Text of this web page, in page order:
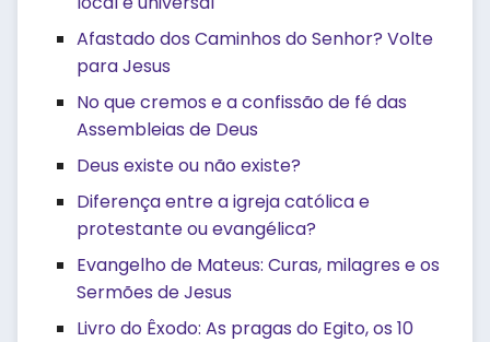
Afastado dos Caminhos do Senhor? Volte
para Jesus
No que cremos e a confissão de fé das
Assembleias de Deus
Deus existe ou não existe?
Diferença entre a igreja católica e
protestante ou evangélica?
Evangelho de Mateus: Curas, milagres e os
Sermões de Jesus
Livro do Êxodo: As pragas do Egito, os 10